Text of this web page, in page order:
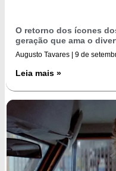
O retorno dos ícones
geração que ama o
Augusto Tavares 9 de
Leia mais »